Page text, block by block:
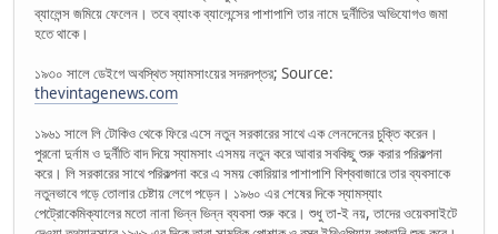
ব্যালেন্স জমিয়ে ফেলেন। তবে ব্যাংক ব্যালেন্সের পাশাপাশি তার নামে দুর্নীতির অভিযোগও জমা
হতে থাকে।
১৯৩০ সালে ডেইগে অবস্থিত স্যামসাংয়ের সদরদপ্তর; Source:
thevintagenews.com
১৯৬১ সালে লি টোকিও থেকে ফিরে এসে নতুন সরকারের সাথে এক লেনদেনের চুক্তি করেন।
পুরনো দুর্নাম ও দুর্নীতি বাদ দিয়ে স্যামসাং এসময় নতুন করে আবার সবকিছু শুরু করার পরিকল্পনা
করে। লি সরকারের সাথে পরিকল্পনা করে এ সময় কোরিয়ার পাশাপাশি বিশ্ববাজারে তার ব্যবসাকে
নতুনভাবে গড়ে তোলার চেষ্টায় লেগে পড়েন। ১৯৬০ এর শেষের দিকে স্যামস্যাং
পেট্রোকেমিক্যালের মতো নানা ভিন্ন ভিন্ন ব্যবসা শুরু করে। শুধু তা-ই নয়, তাদের ওয়েবসাইটে